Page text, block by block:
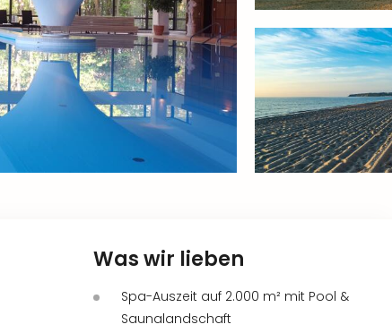
Was wir lieben
Spa-Auszeit auf 2.000 m² mit Pool &
Saunalandschaft